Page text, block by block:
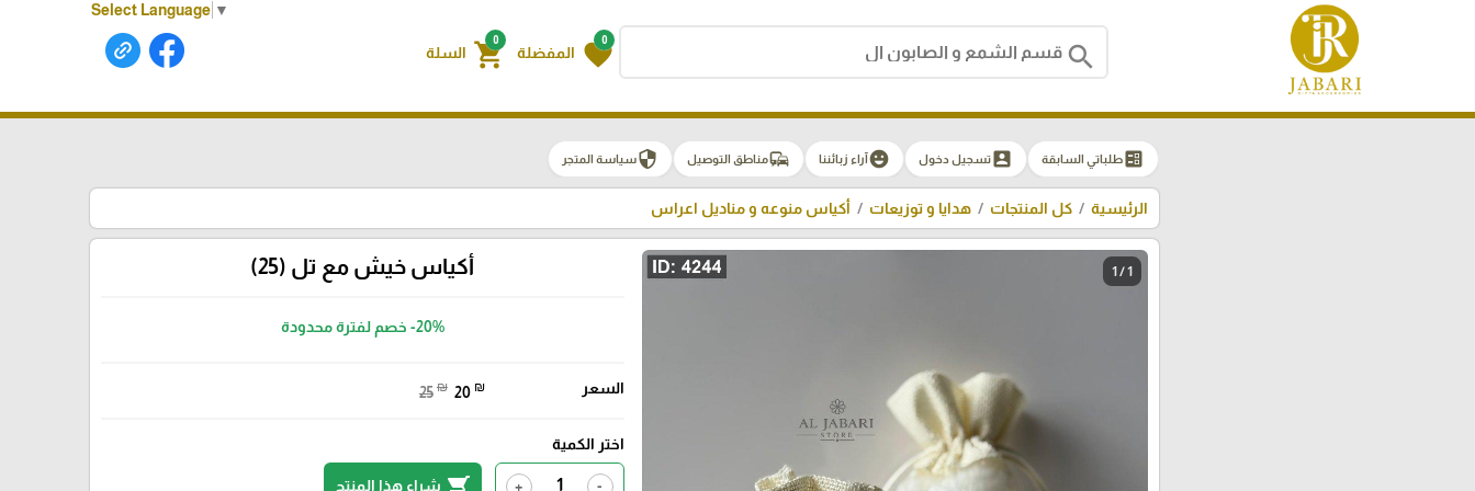
Select Language ▼
search
0
favorite المفضلة
0
shopping_cart السلة
ballotطلباتي السابقة account_boxتسجيل دخول emoji_emotionsآراء زبائننا commuteمناطق التوصيل securityسياسة المتجر
الرئيسية كل المنتجات هدايا و توزيعات أكياس منوعه و مناديل اعراس
1 / 1 أكياس خيش مع تل (25)
-20% خصم لفترة محدودة
السعر 25 ₪ 20 ₪
اختر الكمية
-
+ شراء هذا المنتج